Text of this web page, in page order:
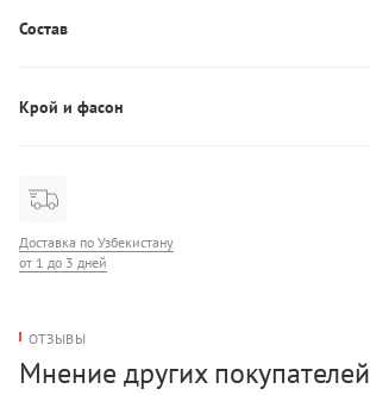
Производство: Индонезия
Состав
Крой и фасон
Доставка по Узбекистану
от 1 до 3 дней
ОТЗЫВЫ
Мнение других покупателей